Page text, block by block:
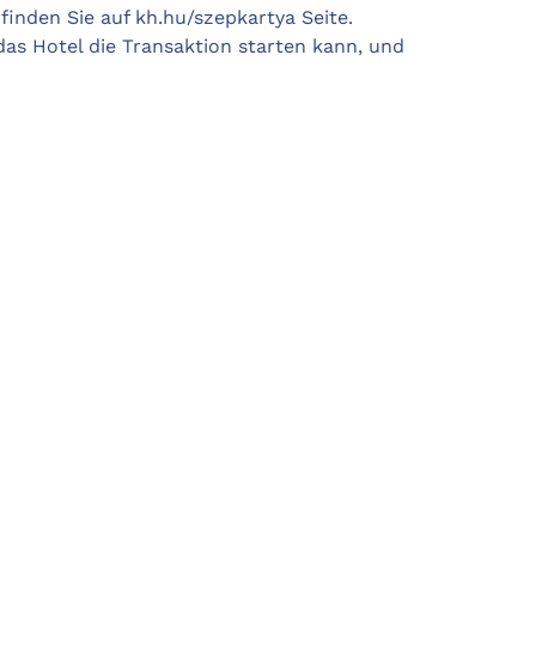
Sie auf kh.hu/szepkartya Seite.
Hotel die Transaktion starten kann, und